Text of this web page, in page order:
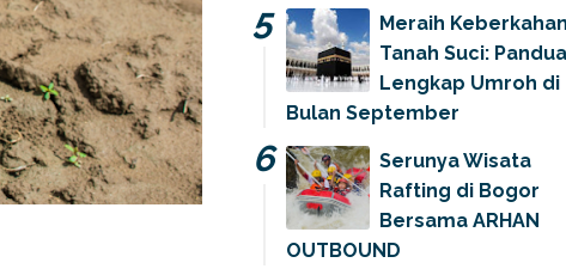
Meraih Keberkahan
Tanah Suci:
Lengkap Umroh di
Bulan September
Serunya Wisata
Rafting di Bogor
Bersama ARHAN
OUTBOUND